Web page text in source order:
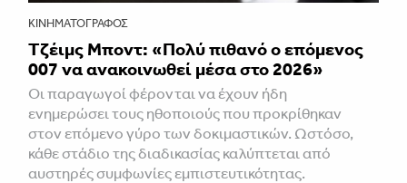
ΚΙΝΗΜΑΤΟΓΡΆΦΟΣ
Τζέιμς Μποντ: «Πολύ πιθανό ο επόμενος
007 να ανακοινωθεί μέσα στο 2026»
Οι παραγωγοί φέρονται να έχουν ήδη
ενημερώσει τους ηθοποιούς που προκρίθηκαν
στον επόμενο γύρο των δοκιμαστικών. Ωστόσο,
κάθε στάδιο της διαδικασίας καλύπτεται από
αυστηρές συμφωνίες εμπιστευτικότητας.